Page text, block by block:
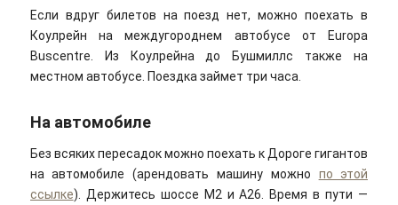
Если вдруг билетов на поезд нет, можно поехать в
Коулрейн на междугороднем автобусе от Europa
Buscentre. Из Коулрейна до Бушмиллс также на
местном автобусе. Поездка займет три часа.
На автомобиле
Без всяких пересадок можно поехать к Дороге гигантов
на автомобиле (арендовать машину можно по этой
ссылке). Держитесь шоссе M2 и А26. Время в пути —